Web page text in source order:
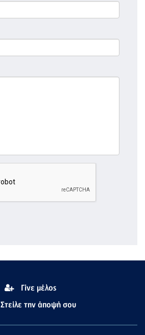
Γίνε μέλος
Στείλε την άποψή σου